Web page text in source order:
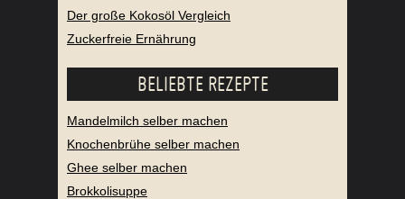
Der große Kokosöl Vergleich
Zuckerfreie Ernährung
BELIEBTE REZEPTE
Mandelmilch selber machen
Knochenbrühe selber machen
Ghee selber machen
Brokkolisuppe